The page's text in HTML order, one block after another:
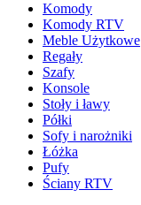
Komody
Komody RTV
Meble Użytkowe
Regały
Szafy
Konsole
Stoły i ławy
Półki
Sofy i narożniki
Łóżka
Pufy
Ściany RTV